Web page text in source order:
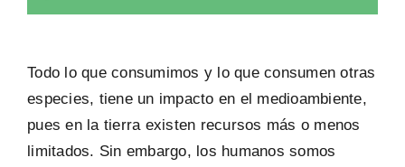
Todo lo que consumimos y lo que consumen otras
especies, tiene un impacto en el medioambiente,
pues en la tierra existen recursos más o menos
limitados. Sin embargo, los humanos somos